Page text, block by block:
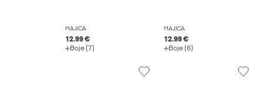
MAJICA
12.99 €
Boje (7)
MAJICA
12.99 €
Boje (6)